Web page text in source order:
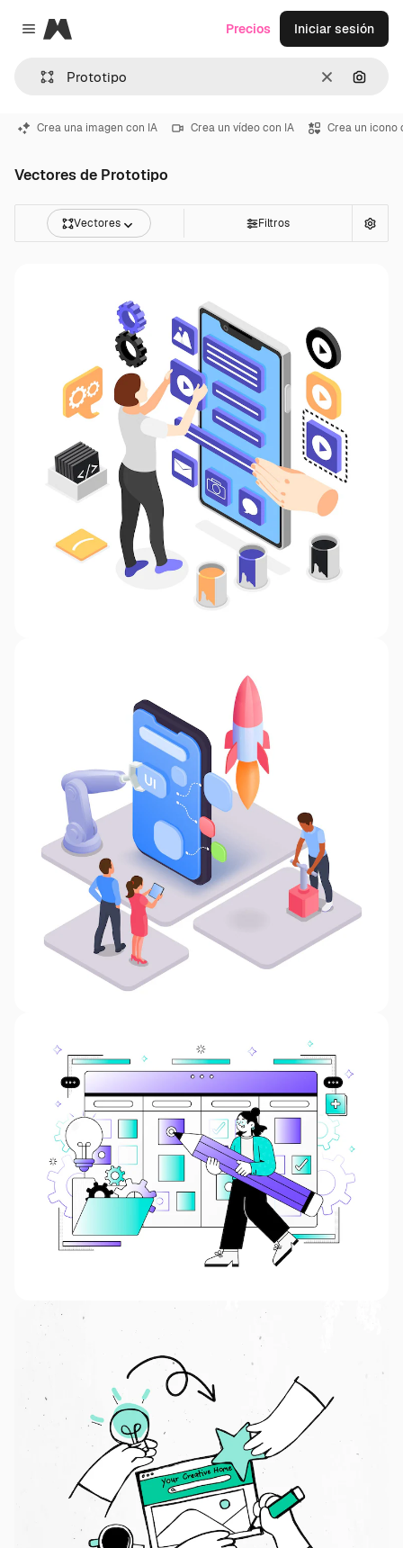
Close menu
Magnific
Borrar
Precios Iniciar sesión
Crea una imagen con IA Crea un vídeo con IA Crea un icono
Vectores de Prototipo
Vectores Filtros